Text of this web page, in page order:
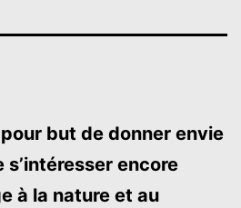
but de donner envie
s’intéresser encore
à la nature et au